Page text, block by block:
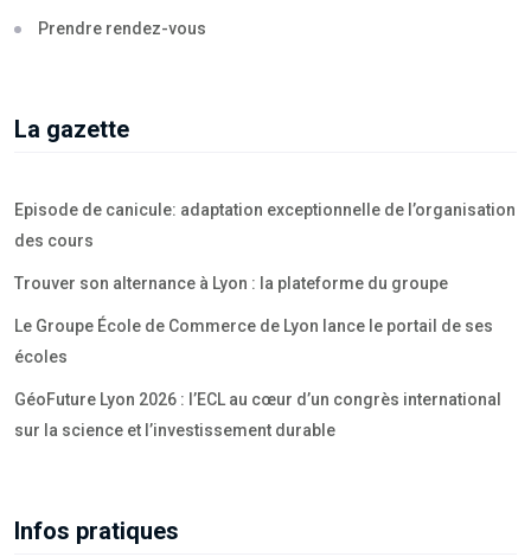
Prendre rendez-vous
La gazette
Episode de canicule: adaptation exceptionnelle de l’organisation
des cours
Trouver son alternance à Lyon : la plateforme du groupe
Le Groupe École de Commerce de Lyon lance le portail de ses
écoles
GéoFuture Lyon 2026 : l’ECL au cœur d’un congrès international
sur la science et l’investissement durable
Infos pratiques